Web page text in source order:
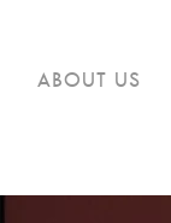
ABOUT US